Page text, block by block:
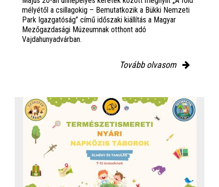
mélyétől a csillagokig – Bemutatkozik a Bükki Nemzeti
Park Igazgatóság” című időszaki kiállítás a Magyar
Mezőgazdasági Múzeumnak otthont adó
Vajdahunyadvárban.
Tovább olvasom